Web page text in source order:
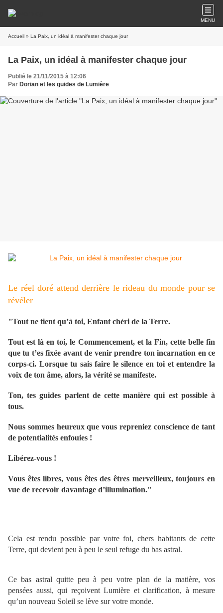
MENU
Accueil » La Paix, un idéal à manifester chaque jour
La Paix, un idéal à manifester chaque jour
Publié le 21/11/2015 à 12:06
Par Dorian et les guides de Lumière
Le réel doré attend derrière le rideau du monde pour se
révéler
"Tout ne tient qu’à toi, Enfant chéri de la Terre.
Tout est là en toi, le Commencement, et la Fin, cette belle fin
que tu t’es fixée avant de venir prendre ton incarnation en ce
corps-ci. Lorsque tu sais faire le silence en toi et entendre la
voix de ton âme, alors, la vérité se manifeste.
Ton, tes guides parlent de cette manière qui est possible à
tous.
Nous sommes heureux que vous repreniez conscience de tant
de potentialités enfouies !
Libérez-vous !
Vous êtes libres, vous êtes des êtres merveilleux, toujours en
vue de recevoir davantage d’illumination."
Cela est rendu possible par votre foi, chers habitants de cette
Terre, qui devient peu à peu le seul refuge du bas astral.
Ce bas astral quitte peu à peu votre plan de la matière, vos
pensées aussi, qui reçoivent Lumière et clarification, à mesure
qu’un nouveau Soleil se lève sur votre monde.